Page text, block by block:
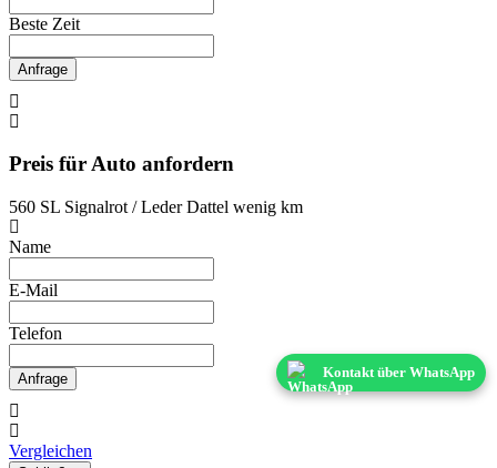
Beste Zeit
Anfrage
Preis für Auto anfordern
560 SL Signalrot / Leder Dattel wenig km
Name
E-Mail
Telefon
Anfrage
Vergleichen
Kontakt über WhatsApp